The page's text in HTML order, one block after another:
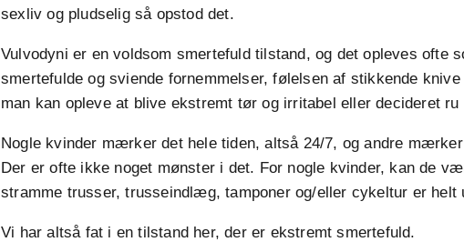
sexliv og pludselig så opstod det.
Vulvodyni er en voldsom smertefuld tilstand, og det opleves ofte
smertefulde og sviende fornemmelser, følelsen af stikkende
man kan opleve at blive ekstremt tør og irritabel eller decideret ru
Nogle kvinder mærker det hele tiden, altså 24/7, og andre
Der er ofte ikke noget mønster i det. For nogle kvinder, kan de
stramme trusser, trusseindlæg, tamponer og/eller cykeltur er helt
Vi har altså fat i en tilstand her, der er ekstremt smertefuld.